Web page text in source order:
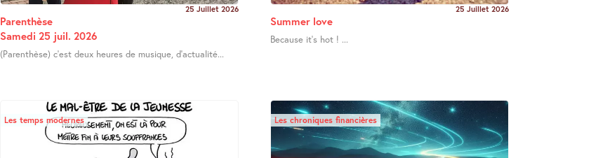
25 Juillet 2026
Parenthèse
Samedi 25 juil. 2026
(Parenthèse) c’est deux heures de musique, d’actualité...
25 Juillet 2026
Summer love
Because it’s hot ! ...
Les temps modernes Les chroniques financières